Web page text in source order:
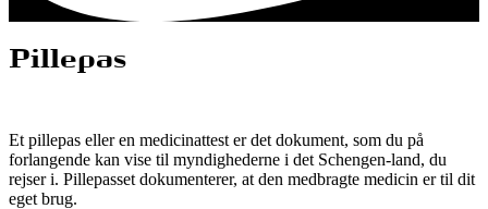
Pillepas
Et pillepas eller en medicinattest er det dokument, som du på
forlangende kan vise til myndighederne i det Schengen-land, du
rejser i. Pillepasset dokumenterer, at den medbragte medicin er til dit
eget brug.